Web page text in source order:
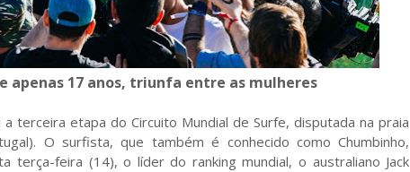
apenas 17 anos, triunfa entre as mulheres
a terceira etapa do Circuito Mundial de Surfe, disputada na praia
O surfista, que também é conhecido como Chumbinho,
terça-feira (14), o líder do ranking mundial, o australiano Jack